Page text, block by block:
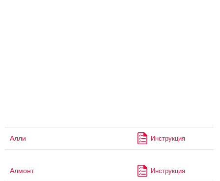
Алли Инструкция
Алмонт Инструкция